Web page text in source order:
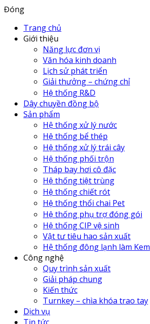
Đóng
Trang chủ
Giới thiệu
Năng lực đơn vị
Văn hóa kinh doanh
Lịch sử phát triển
Giải thưởng – chứng chỉ
Hệ thống R&D
Dây chuyền đồng bộ
Sản phẩm
Hệ thống xử lý nước
Hệ thống bể thép
Hệ thống xử lý trái cây
Hệ thống phối trộn
Tháp bay hơi cô đặc
Hệ thống tiệt trùng
Hệ thống chiết rót
Hệ thống thổi chai Pet
Hệ thống phụ trợ đóng gói
Hệ thống CIP vệ sinh
Vật tư tiêu hao sản xuất
Hệ thống đông lạnh làm Kem
Công nghệ
Quy trình sản xuất
Giải pháp chung
Kiến thức
Turnkey – chìa khóa trao tay
Dịch vụ